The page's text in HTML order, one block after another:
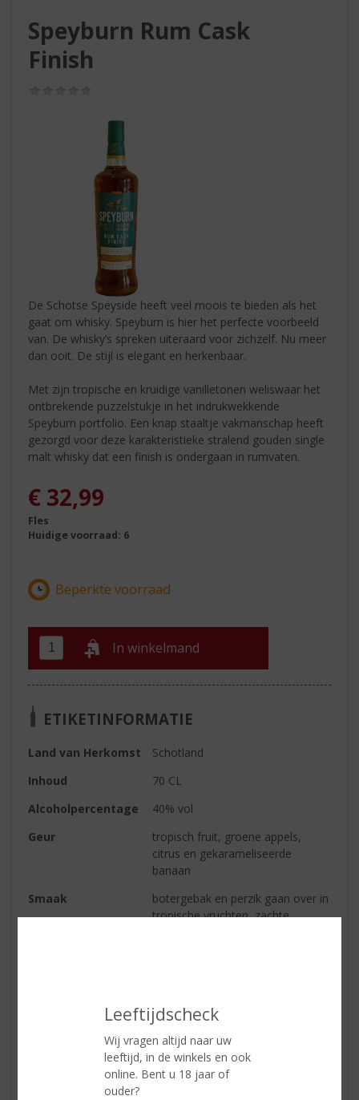
Leeftijdscheck
Wij vragen altijd naar uw
leeftijd, in de winkels en ook
online. Bent u 18 jaar of
ouder?
Speyburn Rum Cask
Finish
De Schotse Speyside heeft veel moois te bieden als het
gaat om whisky. Speyburn is hier het perfecte voorbeeld
van. De whisky’s spreken uiteraard voor zichzelf. Nu meer
dan ooit. De stijl is elegant en herkenbaar.
Met zijn tropische en kruidige vanilletonen weliswaar het
ontbrekende puzzelstukje in het indrukwekkende
Speyburn portfolio. Een knap staaltje vakmanschap heeft
gezorgd voor deze karakteristieke stralend gouden single
malt whisky dat een finish is ondergaan in rumvaten.
€ 32,99
Fles
Huidige voorraad: 6
In winkelmand
ETIKETINFORMATIE
Land van Herkomst
Schotland
Inhoud
70 CL
Alcoholpercentage
40% vol
Geur
tropisch fruit, groene appels,
citrus en gekarameliseerde
banaan
Smaak
botergebak en perzik gaan over in
tropische vruchten, zachte
Reviews
Schrijf een review